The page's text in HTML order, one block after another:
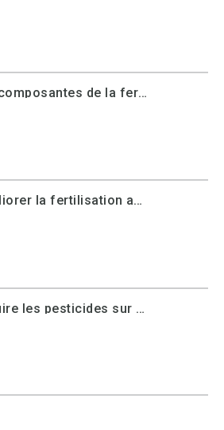
Les composantes de la fertilité des sols : découverte (MAEC 23-27)
Améliorer la fertilisation azotée et réduire les fuites d'azote sur son exploitation : initiation (MAEC23-27)
Réduire les pesticides sur son exploitation à travers l’IFT : initiation (MAEC 23-27)